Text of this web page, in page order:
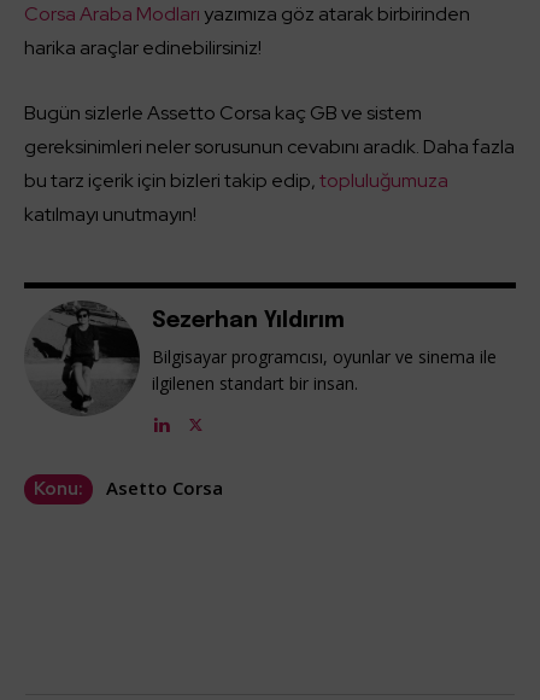
Corsa Araba Modları yazımıza göz atarak birbirinden
harika araçlar edinebilirsiniz!
Bugün sizlerle Assetto Corsa kaç GB ve sistem
gereksinimleri neler sorusunun cevabını aradık. Daha fazla
bu tarz içerik için bizleri takip edip,topluluğumuza
katılmayı unutmayın!
Sezerhan Yıldırım
Bilgisayar programcısı, oyunlar ve sinema ile
ilgilenen standart bir insan.
Konu: Asetto Corsa